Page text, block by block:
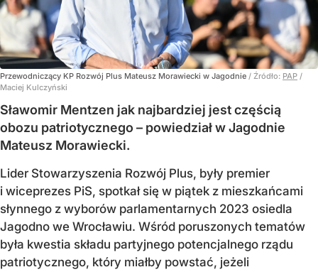
Przewodniczący KP Rozwój Plus Mateusz Morawiecki w Jagodnie / Źródło: PAP /
Maciej Kulczyński
Sławomir Mentzen jak najbardziej jest częścią
obozu patriotycznego – powiedział w Jagodnie
Mateusz Morawiecki.
Lider Stowarzyszenia Rozwój Plus, były premier
i wiceprezes PiS, spotkał się w piątek z mieszkańcami
słynnego z wyborów parlamentarnych 2023 osiedla
Jagodno we Wrocławiu. Wśród poruszonych tematów
była kwestia składu partyjnego potencjalnego rządu
patriotycznego, który miałby powstać, jeżeli